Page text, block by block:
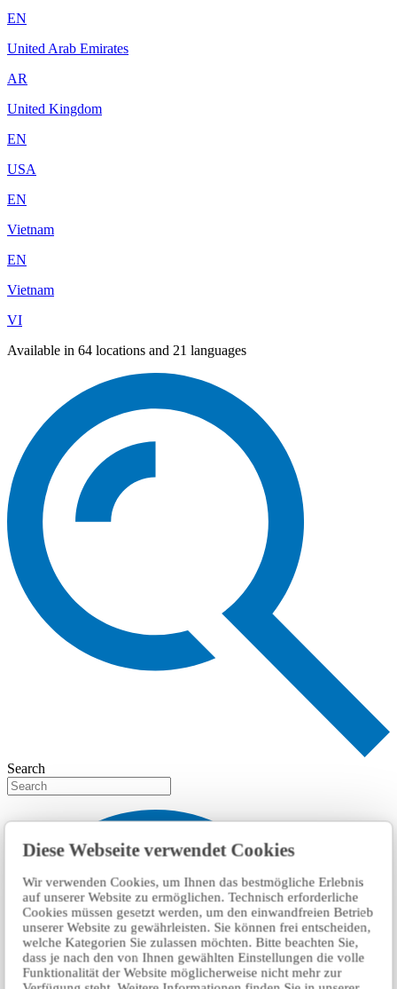
Diese Webseite verwendet Cookies
Wir verwenden Cookies, um Ihnen das bestmögliche Erlebnis
auf unserer Website zu ermöglichen. Technisch erforderliche
Cookies müssen gesetzt werden, um den einwandfreien Betrieb
unserer Website zu gewährleisten. Sie können frei entscheiden,
welche Kategorien Sie zulassen möchten. Bitte beachten Sie,
dass je nach den von Ihnen gewählten Einstellungen die volle
Funktionalität der Website möglicherweise nicht mehr zur
EN
United Arab Emirates
AR
United Kingdom
EN
USA
EN
Vietnam
EN
Vietnam
VI
Available in 64 locations and 21 languages
Search